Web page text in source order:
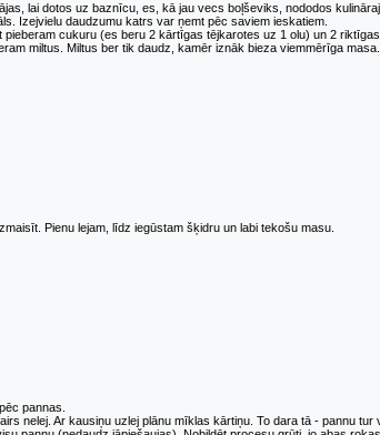
lai dotos uz baznīcu, es, kā jau vecs boļševiks, nododos
Izejvielu daudzumu katrs var ņemt pēc saviem ieskatiem.
cukuru (es beru 2 kārtīgas tējkarotes uz 1 olu) un 2
miltus. Miltus ber tik daudz, kamēr iznāk bieza viemmērīga masa.
Pienu lejam, līdz iegūstam šķidru un labi tekošu masu.
pannas.
nelej. Ar kausiņu uzlej plānu mīklas kārtiņu. To dara tā - pannu